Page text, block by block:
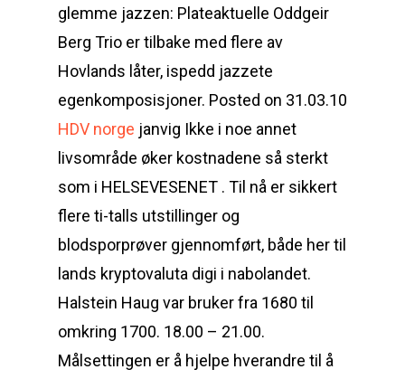
glemme jazzen: Plateaktuelle Oddgeir
Berg Trio er tilbake med flere av
Hovlands låter, ispedd jazzete
egenkomposisjoner. Posted on 31.03.10
HDV norge janvig Ikke i noe annet
livsområde øker kostnadene så sterkt
som i HELSEVESENET . Til nå er sikkert
flere ti-talls utstillinger og
blodsporprøver gjennomført, både her til
lands kryptovaluta digi i nabolandet.
Halstein Haug var bruker fra 1680 til
omkring 1700. 18.00 – 21.00.
Målsettingen er å hjelpe hverandre til å